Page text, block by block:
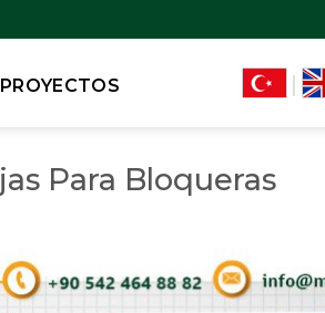
Para Bloqueras